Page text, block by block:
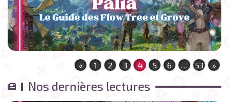
« 1 2 3 4 5 6 53 »
Nos dernières lectures